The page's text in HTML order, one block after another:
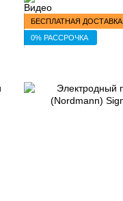
БЕСПЛАТНАЯ ДОСТАВКА
0% РАССРОЧКА